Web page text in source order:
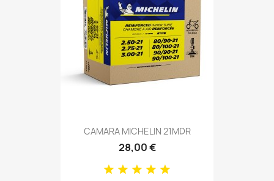
CAMARA MICHELIN 21MDR
28,00 €